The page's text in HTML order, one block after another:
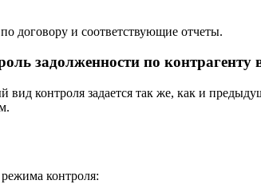
договору и соответствующие отчеты.
задолженности по
контроля задается так же, как и
контроля: